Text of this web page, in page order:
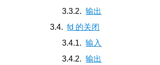
输出
fd 的关闭
输入
输出